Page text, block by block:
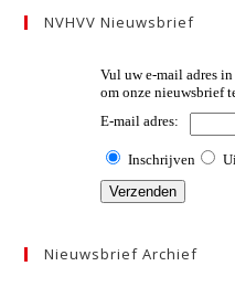
NVHVV Nieuwsbrief
Nieuwsbrief Archief